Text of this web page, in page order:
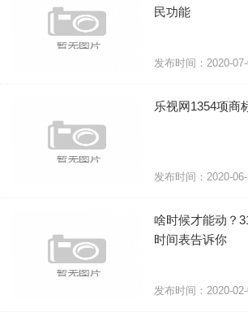
民功能
发布时间：2020-
乐视网1354项商
发布时间：2020-
啥时候才能动？
时间表告诉你
发布时间：2020-